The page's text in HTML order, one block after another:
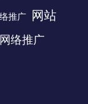
推广 网站
网络推广